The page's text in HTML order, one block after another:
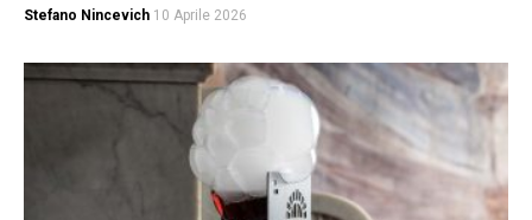
Stefano Nincevich 10 Aprile 2026